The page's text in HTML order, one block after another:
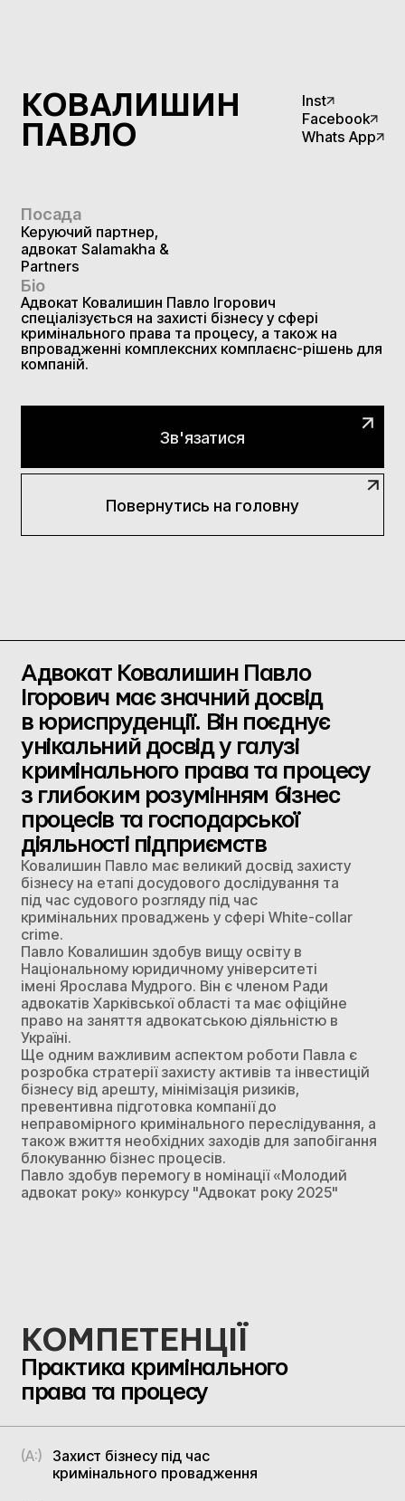
КОВАЛИШИН
ПАВЛО
Inst
Facebook
Whats App
Посада
Керуючий партнер,
адвокат Salamakha &
Partners
Біо
Адвокат Ковалишин Павло Ігорович
спеціалізується на захисті бізнесу у сфері
кримінального права та процесу, а також на
впровадженні комплексних комплаєнс-рішень для
компаній.
Зв'язатися
Повернутись на головну
Адвокат Ковалишин Павло
Ігорович має значний досвід
в юриспруденції. Він поєднує
унікальний досвід у галузі
кримінального права та процесу
з глибоким розумінням бізнес
процесів та господарської
діяльності підприємств
Ковалишин Павло має великий досвід захисту
бізнесу на етапі досудового дослідування та
під час судового розгляду під час
кримінальних проваджень у сфері White-collar
crime.
Павло Ковалишин здобув вищу освіту в
Національному юридичному університеті
імені Ярослава Мудрого. Він є членом Ради
адвокатів Харківської області та має офіційне
право на заняття адвокатською діяльністю в
Україні.
Ще одним важливим аспектом роботи Павла є
розробка стратерії захисту активів та інвестицій
бізнесу від арешту, мінімізація ризиків,
превентивна підготовка компанії до
неправомірного кримінального переслідування, а
також вжиття необхідних заходів для запобігання
блокуванню бізнес процесів.
Павло здобув перемогу в номінації «Молодий
адвокат року» конкурсу "Адвокат року 2025"
КОМПЕТЕНЦІЇ
Практика кримінального
права та процесу
(A:)
Захист бізнесу під час
кримінального провадження